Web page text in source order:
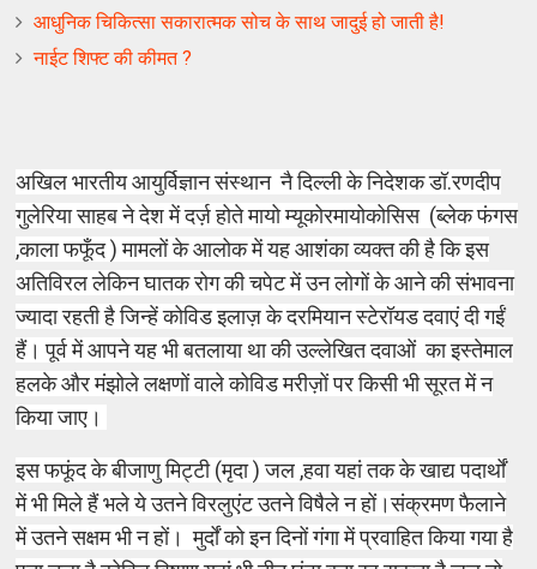
आधुनिक चिकित्सा सकारात्मक सोच के साथ जादुई हो जाती है!
नाईट शिफ्ट की कीमत ?
अखिल भारतीय आयुर्विज्ञान संस्थान नै दिल्ली के निदेशक डॉ.रणदीप
गुलेरिया साहब ने देश में दर्ज़ होते मायो म्यूकोरमायोकोसिस (ब्लेक फंगस
,काला फफूँद ) मामलों के आलोक में यह आशंका व्यक्त की है कि इस
अतिविरल लेकिन घातक रोग की चपेट में उन लोगों के आने की संभावना
ज्यादा रहती है जिन्हें कोविड इलाज़ के दरमियान स्टेरॉयड दवाएं दी गईं
हैं। पूर्व में आपने यह भी बतलाया था की उल्लेखित दवाओं का इस्तेमाल
हलके और मंझोले लक्षणों वाले कोविड मरीज़ों पर किसी भी सूरत में न
किया जाए।
इस फफूंद के बीजाणु मिट्टी (मृदा ) जल ,हवा यहां तक के खाद्य पदार्थों
में भी मिले हैं भले ये उतने विरलुएंट उतने विषैले न हों।संक्रमण फैलाने
में उतने सक्षम भी न हों। मुर्दों को इन दिनों गंगा में प्रवाहित किया गया है